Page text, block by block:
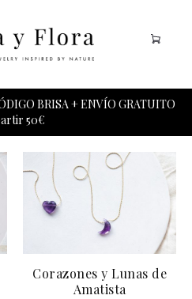
BRISA + ENVÍO GRATUITO
50€
Corazones y Lunas de
Amatista